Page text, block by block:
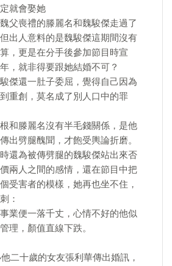
就會娶她
父喪禮的滕麗名和魏駿傑走過了
出人意料的是魏駿傑這期間沒有
，更是在分手後參加節目時宣
，就非得要跟她結婚不可？
傑還一肚子委屈，覺得自己因為
重創，莫名成了別人口中的罪
和滕麗名沒有半毛錢關係，是他
出劈腿醜聞，才飽受輿論折磨。
還為被傳劈腿的魏駿傑站出來否
兩人之間的感情，還在節目中把
受害者的模樣，她再也坐不住，
：
業便一落千丈，心情不好的他似
理，顏值直線下跌。
二十歲的女友張利華傳出婚訊，